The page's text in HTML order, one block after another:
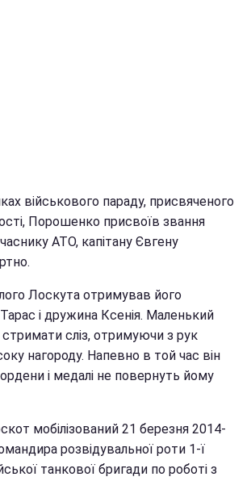
військового параду, присвяченого
Порошенко присвоїв звання
АТО, капітану Євгену
Лоскута отримував його
і дружина Ксенія. Маленький
стримати сліз, отримуючи з рук
нагороду. Напевно в той час він
і медалі не повернуть йому
мобілізований 21 березня 2014-
розвідувальної роти 1-ї
танкової бригади по роботі з